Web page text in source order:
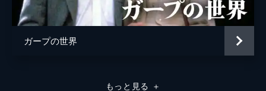
ガープの世界
もっと見る ＋